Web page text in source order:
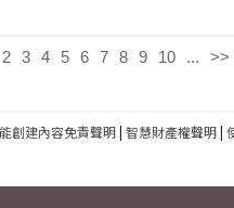
2 3 4 5 6 7 8 9 10 ... >>
創建內容免責聲明| 智慧財產權聲明|